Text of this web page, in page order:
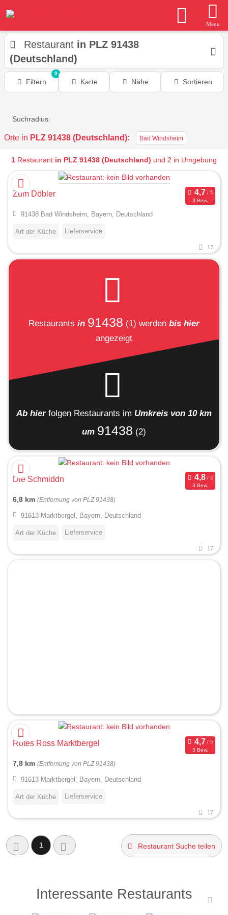
Menu
Restaurant in PLZ 91438
(Deutschland)
Filtern
0
Karte Nähe Sortieren
Suchradius:
Orte in PLZ 91438 (Deutschland): Bad Windsheim
1 Restaurant in PLZ 91438 (Deutschland) und 2 in Umgebung
Zum Döbler
3 Bew.
91438 Bad Windsheim, Bayern, Deutschland
Art der Küche Lieferservice
17
Restaurants in 91438 (1) werden bis hier
angezeigt
Ab hier folgen Restaurants im Umkreis von 10 km
um 91438 (2)
Die Schmiddn
3 Bew.
6,8 km (Entfernung von PLZ 91438)
91613 Marktbergel, Bayern, Deutschland
Art der Küche Lieferservice
17
Rotes Ross Marktbergel
3 Bew.
7,8 km (Entfernung von PLZ 91438)
91613 Marktbergel, Bayern, Deutschland
Art der Küche Lieferservice
17
1 Restaurant Suche teilen
Interessante Restaurants